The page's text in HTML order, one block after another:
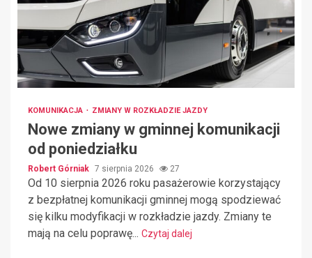
KOMUNIKACJA ZMIANY W ROZKŁADZIE JAZDY
Nowe zmiany w gminnej komunikacji
od poniedziałku
Robert Górniak 7 sierpnia 2026 27
Od 10 sierpnia 2026 roku pasażerowie korzystający
z bezpłatnej komunikacji gminnej mogą spodziewać
się kilku modyfikacji w rozkładzie jazdy. Zmiany te
mają na celu poprawę... Czytaj dalej